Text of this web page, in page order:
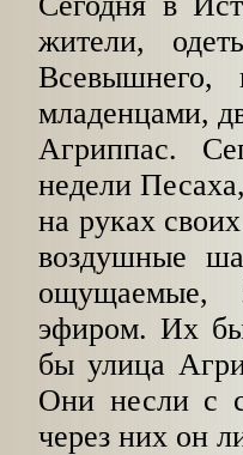
жители,
Всевышнего,
младенцами,
Агриппас.
недели
на руках
воздушные
ощущаемые,
эфиром. Их
бы улица
Они несли с
через них он